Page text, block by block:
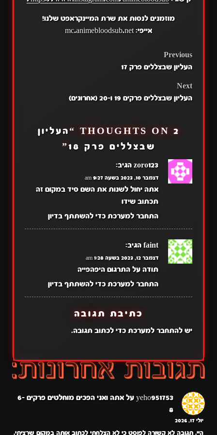
מוזמנים לנסות את שרת המיינקראפט שלנו!
אייפי: mc.animebloodsub.net
POST
Previous
העליון שבצללים פרק 17
Next
העליון שבצללים פרקים 19 ו-20 (אחרונים)
2 THOUGHTS ON “
העליון
שבצללים פרק 18
”
zoro123 הגיב:
דצמבר 10, 2023 בשעה 9:27 am
אתה יחול לשנות את השם סיד במקום זה
תכתוב שידו
התחבר למערכת כדי להשתתף בדיון
faint הגיב:
דצמבר 12, 2023 בשעה 1:28 am
תודה על התרגום היפהפייה
התחבר למערכת כדי להשתתף בדיון
כתיבת תגובה
יש להתחבר למערכתכדי לכתוב תגובה.
yeho951753 על
אתה ואני הפכים מוחלטים פרקים 6-
8
יולי 17, 2026
היי. תגובה לא קשורה לפוסט כי לא הצלחתי לכתוב אותה במקום שרציתי.